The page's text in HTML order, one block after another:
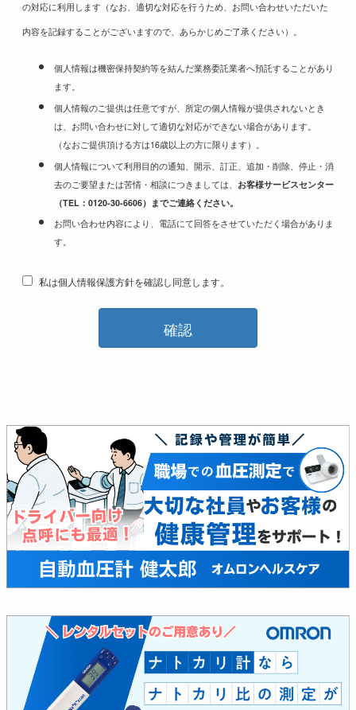
の対応に利用します（なお、適切な対応を行うため、お問い合わせいただいた
内容を記録することがございますので、あらかじめご了承ください）。
個人情報は機密保持契約等を結んだ業務委託業者へ預託することがあり
ます。
個人情報のご提供は任意ですが、所定の個人情報が提供されないとき
は、お問い合わせに対して適切な対応ができない場合があります。
（なおご提供頂ける方は16歳以上の方に限ります）。
個人情報について利用目的の通知、開示、訂正、追加・削除、停止・消
去のご要望または苦情・相談につきましては、 お客様サービスセンター
（TEL：0120-30-6606） までご連絡ください。
お問い合わせ内容により、電話にて回答をさせていただく場合がありま
す。
私は個人情報保護方針を確認し同意します。